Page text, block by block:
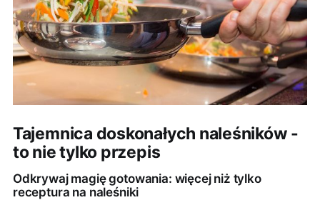
Tajemnica doskonałych naleśników -
to nie tylko przepis
Odkrywaj magię gotowania: więcej niż tylko
receptura na naleśniki